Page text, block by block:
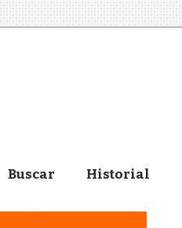
Buscar Historial